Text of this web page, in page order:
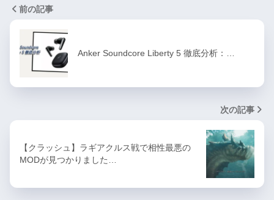
前の記事
Anker Soundcore Liberty 5 徹底分析：…
次の記事
【クラッシュ】ラギアクルス戦で相性最悪の
MODが見つかりました…